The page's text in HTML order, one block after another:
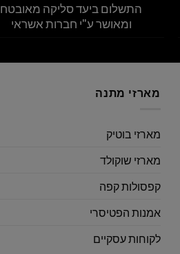
התשלום ביעד סליקה מאובטח
ומאושר ע"י חברות אשראי
מארזי מתנה
מארזי בוטיק
מארזי שוקולד
קפסולות קפה
אמנות הפטיסרי
לקוחות עסקיים